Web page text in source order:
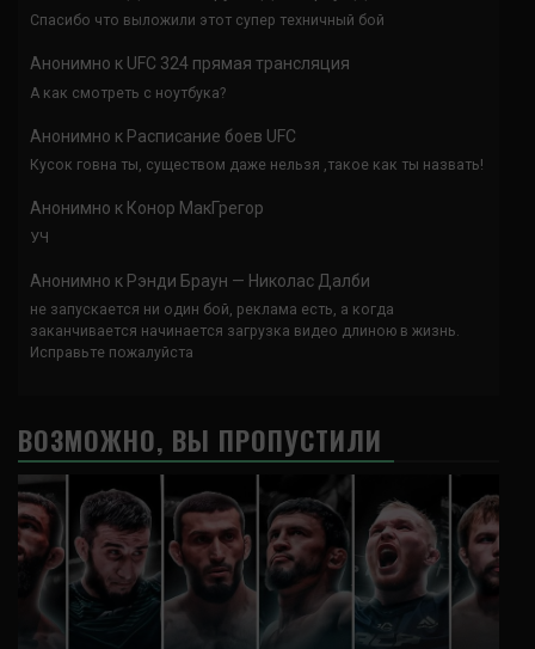
Спасибо что выложили этот супер техничный бой
Анонимно к UFC 324 прямая трансляция
А как смотреть с ноутбука?
Анонимно к Расписание боев UFC
Кусок говна ты, существом даже нельзя ,такое как ты назвать!
Анонимно к Конор МакГрегор
УЧ
Анонимно к Рэнди Браун — Николас Далби
не запускается ни один бой, реклама есть, а когда
заканчивается начинается загрузка видео длиною в жизнь.
Исправьте пожалуйста
ВОЗМОЖНО, ВЫ ПРОПУСТИЛИ